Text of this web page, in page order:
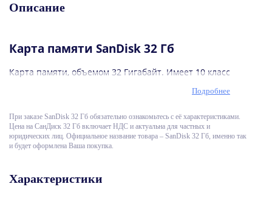
Описание
Карта памяти SanDisk 32 Гб
Карта памяти, объемом 32 Гигабайт. Имеет 10 класс
передачи данных до 10 Мб/сек. Прекрасный вариант
устройств. Благодаря форм-фактору micro-sd
карточка не занимает много места при
транспортировке и удобна в работе.
Подробнее
При заказе SаnDisk 32 Гб обязательно ознакомьтесь с её характеристиками.
Цена на СанДиск 32 Гб включает НДС и актуальна для частных и
юридических лиц. Официальное название товара – SanDisk 32 Гб, именно так
и будет оформлена Ваша покупка.
Характеристики